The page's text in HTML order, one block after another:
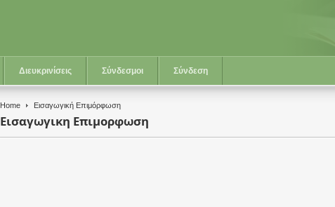
Διευκρινίσεις Σύνδεσμοι Σύνδεση
Home Εισαγωγική Επιμόρφωση
Εισαγωγικη Επιμορφωση